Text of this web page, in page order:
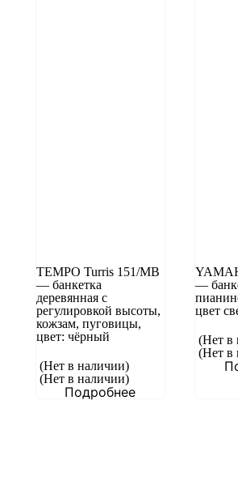
TEMPO Turris 151/MB
— банкетка
деревянная с
регулировкой высоты,
кожзам, пуговицы,
цвет: чёрный
(Нет в наличии)
(Нет в наличии)
Подробнее
—
цвет
(Нет в
(Нет в